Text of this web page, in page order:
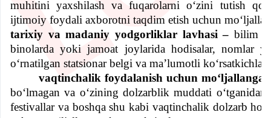
muhitini yaxshilash va fuqarolarni o‘zini tutish
ijtimoiy foydali axborotni taqdim etish uchun
tarixiy va madaniy yodgorliklar lavhasi – bilim
binolarda yoki jamoat joylarida hodisalar, nomlar
o‘rnatilgan statsionar belgi va ma’lumotli
vaqtinchalik foydalanish uchun
bo‘lmagan va o‘zining dolzarblik muddati
festivallar va boshqa shu kabi vaqtinchalik dolzarb